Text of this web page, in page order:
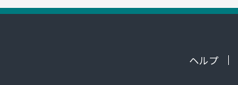
ヘルプ